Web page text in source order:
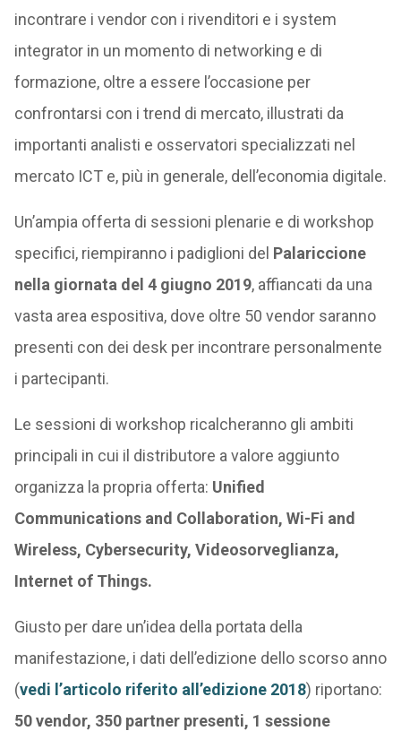
incontrare i vendor con i rivenditori e i system
integrator in un momento di networking e di
formazione, oltre a essere l’occasione per
confrontarsi con i trend di mercato, illustrati da
importanti analisti e osservatori specializzati nel
mercato ICT e, più in generale, dell’economia digitale.
Un’ampia offerta di sessioni plenarie e di workshop
specifici, riempiranno i padiglioni del Palariccione
nella giornata del 4 giugno 2019, affiancati da una
vasta area espositiva, dove oltre 50 vendor saranno
presenti con dei desk per incontrare personalmente
i partecipanti.
Le sessioni di workshop ricalcheranno gli ambiti
principali in cui il distributore a valore aggiunto
organizza la propria offerta: Unified
Communications and Collaboration, Wi-Fi and
Wireless, Cybersecurity, Videosorveglianza,
Internet of Things.
Giusto per dare un’idea della portata della
manifestazione, i dati dell’edizione dello scorso anno
(vedi l’articolo riferito all’edizione 2018) riportano:
50 vendor, 350 partner presenti, 1 sessione